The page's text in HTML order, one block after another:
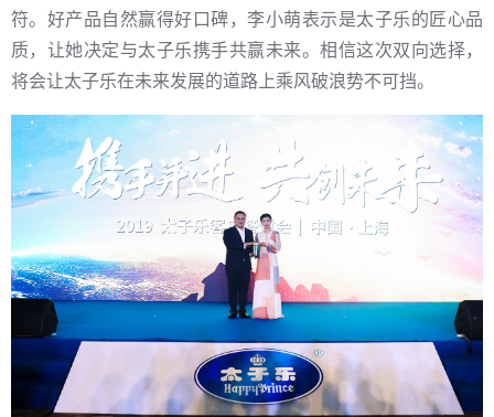
符。好产品自然赢得好口碑，李小萌表示是太子乐的匠心品
质，让她决定与太子乐携手共赢未来。相信这次双向选择，
将会让太子乐在未来发展的道路上乘风破浪势不可挡。